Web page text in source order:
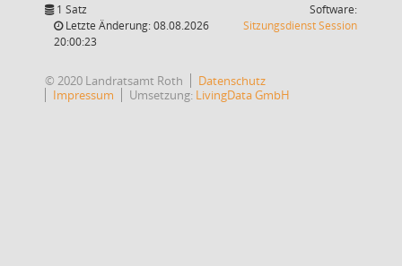
1 Satz
Letzte Änderung: 08.08.2026
20:00:23
Software:
SitzungsdienstSession(Wird in
© 2020 Landratsamt Roth
Datenschutz
Impressum
Umsetzung: LivingData GmbH